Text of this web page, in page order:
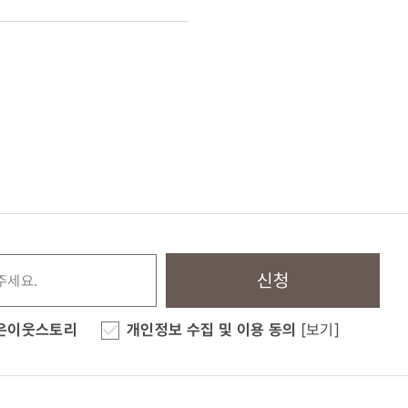
신청
이웃스토리 개인정보 수집 및 이용 동의 [보기]